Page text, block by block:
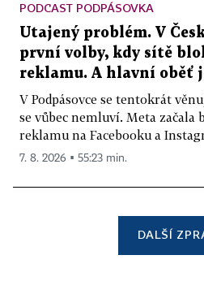
PODCAST PODPÁSOVKA
Utajený problém. V
první volby, kdy sítě
reklamu. A hlavní oběť
V Podpásovce se tentokrát
se vůbec nemluví. Meta
reklamu na Facebooku a
7. 8. 2026 ▪ 55:23 min.
DALŠÍ